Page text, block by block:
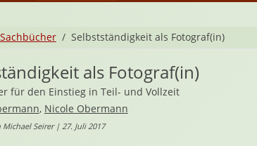
Sachbücher Selbstständigkeit als Fotograf(in)
als Fotograf(in)
für den Einstieg in Teil- und Vollzeit
, Nicole Obermann
Seirer | 27. Juli 2017